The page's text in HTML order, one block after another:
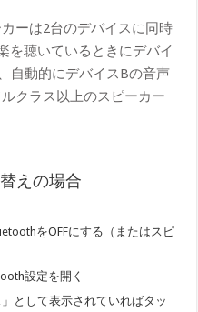
ーは2台のデバイスに同時
を聴いているときにデバイ
自動的にデバイスBの音声
クラス以上のスピーカー
えの場合
をOFFにする（またはスピ
設定を開く
として表示されていればタッ